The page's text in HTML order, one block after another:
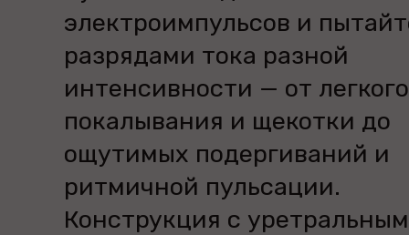
электроимпульсов и
разрядами тока разной
интенсивности — от легкого
покалывания и щекотки до
ощутимых подергиваний и
ритмичной пульсации.
Конструкция с уретральным